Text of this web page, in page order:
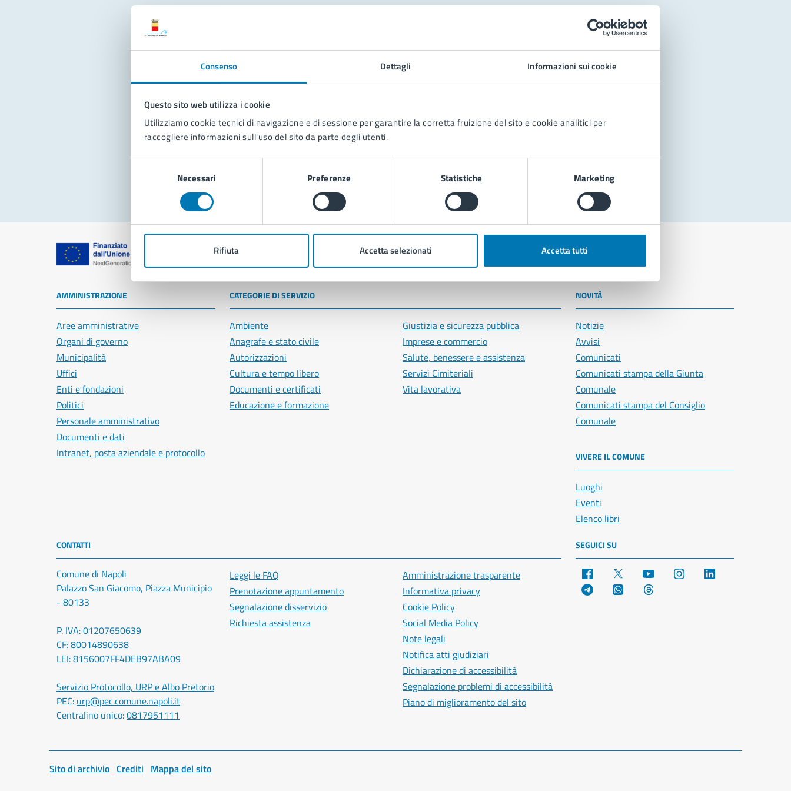
Consenso Dettagli Informazioni sui cookie
Questo sito web utilizza i cookie
Utilizziamo cookie tecnici di navigazione e di sessione per garantire la corretta fruizione del sito e cookie analitici per
raccogliere informazioni sull'uso del sito da parte degli utenti.
Necessari Preferenze Statistiche Marketing
Rifiuta Accetta selezionati Accetta tutti
Problemi in città
Segnala disservizio
Comune di Napoli
AMMINISTRAZIONE
Aree amministrative
Organi di governo
Municipalità
Uffici
Enti e fondazioni
Politici
Personale amministrativo
Documenti e dati
Intranet, posta aziendale e protocollo
CATEGORIE DI SERVIZIO
Ambiente
Anagrafe e stato civile
Autorizzazioni
Cultura e tempo libero
Documenti e certificati
Educazione e formazione
Giustizia e sicurezza pubblica
Imprese e commercio
Salute, benessere e assistenza
Servizi Cimiteriali
Vita lavorativa
NOVITÀ
Notizie
Avvisi
Comunicati
Comunicati stampa della Giunta
Comunale
Comunicati stampa del Consiglio
Comunale
VIVERE IL COMUNE
Luoghi
Eventi
Elenco libri
CONTATTI
Comune di Napoli
Palazzo San Giacomo, Piazza Municipio
- 80133
P. IVA: 01207650639
CF: 80014890638
LEI: 8156007FF4DEB97ABA09
Servizio Protocollo, URP e Albo Pretorio
PEC: urp@pec.comune.napoli.it
Centralino unico:0817951111
Leggi le FAQ
Prenotazione appuntamento
Segnalazione disservizio
Richiesta assistenza
Amministrazione trasparente
Informativa privacy
Cookie Policy
Social Media Policy
Note legali
Notifica atti giudiziari
Dichiarazione di accessibilità
Segnalazione problemi di accessibilità
Piano di miglioramento del sito
SEGUICI SU
Facebook YouTube Instagram
Telegram WhatsApp
Sito di archivio Crediti Mappa del sito